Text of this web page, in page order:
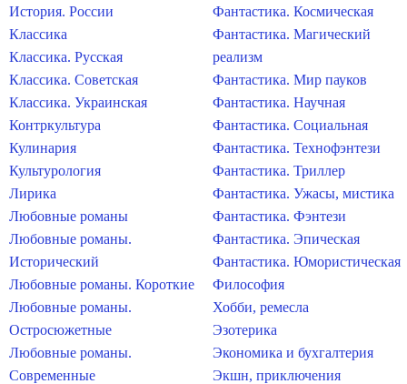
История. России
Классика
Классика. Русская
Классика. Советская
Классика. Украинская
Контркультура
Кулинария
Культурология
Лирика
Любовные романы
Любовные романы.
Исторический
Любовные романы. Короткие
Любовные романы.
Остросюжетные
Любовные романы.
Современные
Фантастика. Космическая
Фантастика. Магический
реализм
Фантастика. Мир пауков
Фантастика. Научная
Фантастика. Социальная
Фантастика. Технофэнтези
Фантастика. Триллер
Фантастика. Ужасы, мистика
Фантастика. Фэнтези
Фантастика. Эпическая
Фантастика. Юмористическая
Философия
Хобби, ремесла
Эзотерика
Экономика и бухгалтерия
Экшн, приключения